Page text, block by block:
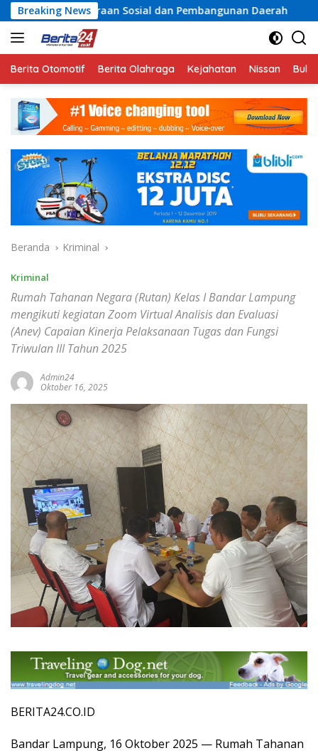
Langsung
ke
konten
Breaking News
Sosial dan Pembangunan Daerah Rayakan
Berita Otomotif Berita Olahraga Kejahatan Nissan
Beranda Kriminal
Kriminal
Rumah Tahanan Negara (Rutan) Kelas I Bandar Lampung
mengikuti kegiatan Zoom Virtual Analisis dan Evaluasi
(Anev) Capaian Kinerja Pelaksanaan Tugas dan Fungsi
Triwulan III Tahun 2025
Admin24
Oktober 16, 2025
BERITA24.CO.ID
Bandar Lampung, 16 Oktober 2025 — Rumah Tahanan